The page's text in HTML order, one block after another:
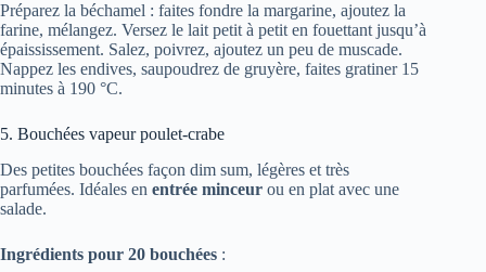
Préparez la béchamel : faites fondre la margarine, ajoutez la
farine, mélangez. Versez le lait petit à petit en fouettant jusqu’à
épaississement. Salez, poivrez, ajoutez un peu de muscade.
Nappez les endives, saupoudrez de gruyère, faites gratiner 15
minutes à 190 °C.
5. Bouchées vapeur poulet-crabe
Des petites bouchées façon dim sum, légères et très
parfumées. Idéales en entrée minceur ou en plat avec une
salade.
Ingrédients pour 20 bouchées :